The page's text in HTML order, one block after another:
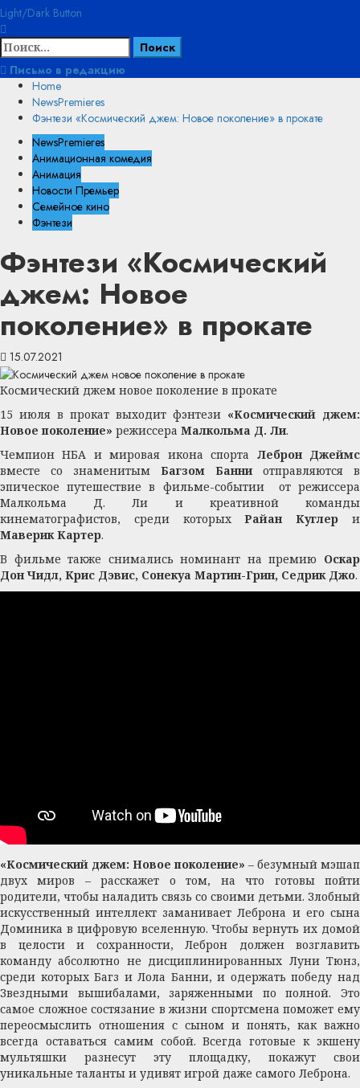
Light/Dark Button
Найти:
Письмо в редакцию
Home
NewsPremieres
Фэнтези «Космический джем: Новое поколение» в прокате
NewsPremieres
Анимационная комедия
Анимация
Новости Премьер
Семейное кино
Фэнтези
Фэнтези «Космический
джем: Новое
поколение» в прокате
15.07.2021
Космический джем новое поколение в прокате
15 июля в прокат выходит фэнтези «Космический джем:
Новое поколение» режиссера Малкольма Д. Ли.
Чемпион НБА и мировая икона спорта Леброн Джеймс
вместе со знаменитым Багзом Банниотправляются в
эпическое путешествие в фильме-событии от режиссера
Малкольма Д. Ли и креативной команды
кинематографистов, среди которыхРайан Куглер и
Маверик Картер.
В фильме также снимались номинант на премию Оскар
Дон Чидл, Крис Дэвис, Сонекуа Мартин-Грин, Седрик Джо.
«Космический джем: Новое поколение» – безумный мэшап
двух миров – расскажет о том, на что готовы пойти
родители, чтобы наладить связь со своими детьми. Злобный
искусственный интеллект заманивает Леброна и его сына
Доминика в цифровую вселенную. Чтобы вернуть их домой
в целости и сохранности, Леброн должен возглавить
команду абсолютно не дисциплинированных Луни Тюнз,
среди которых Багз и Лола Банни, и одержать победу над
Звездными вышибалами, заряженными по полной. Это
самое сложное состязание в жизни спортсмена поможет ему
переосмыслить отношения с сыном и понять, как важно
всегда оставаться самим собой. Всегда готовые к экшену
мультяшки разнесут эту площадку, покажут свои
уникальные таланты и удивят игрой даже самого Леброна.